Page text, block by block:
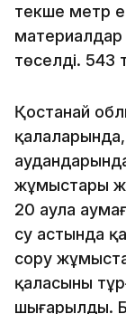
текше метр
материалдар
төселді.
Қостанай
жұмыстары
20 аула
су астында
сору
қаласының
шығарылды.